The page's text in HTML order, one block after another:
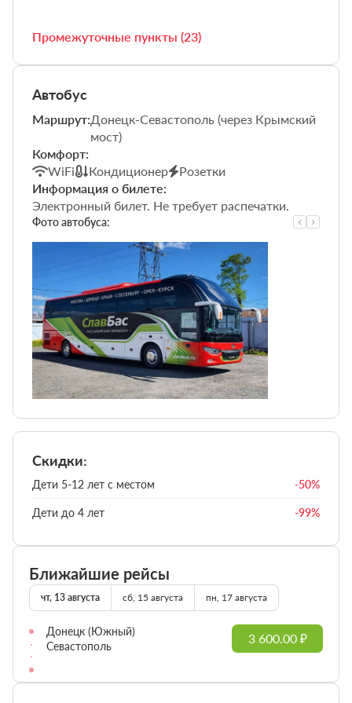
Промежуточные пункты (23)
Автобус
Маршрут:Донецк-Севастополь (через Крымский
мост)
Комфорт:
WiFi
Кондиционер
Розетки
Информация о билете:
Электронный билет. Не требует распечатки.
Фото автобуса:
Скидки:
Дети 5-12 лет с местом -50%
Дети до 4 лет -99%
Ближайшие рейсы
чт, 13 августа сб, 15 августа пн, 17 августа
Донецк (Южный)
Севастополь
3 600.00 ₽